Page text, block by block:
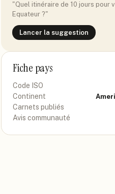
"Quel itinéraire de 10 jours pour
Equateur ?"
Lancer la suggestion
Fiche pays
Code ISO
Continent
Carnets publiés
Avis communauté